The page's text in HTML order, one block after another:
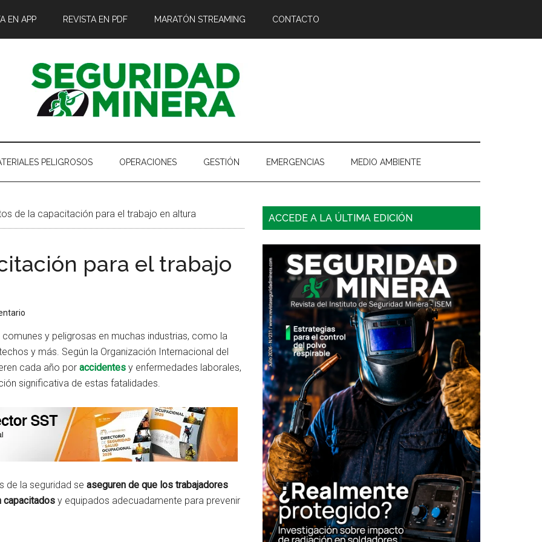
EN APP REVISTA EN PDF MARATÓN STREAMING CONTACTO
PELIGROSOS OPERACIONES GESTIÓN EMERGENCIAS MEDIO AMBIENTE
de la capacitación para el trabajo en altura
para el trabajo
y peligrosas en muchas industrias, como la
y más. Según la Organización Internacional del
cada año por accidentes y enfermedades laborales,
significativa de estas fatalidades.
de la seguridad se aseguren de que los trabajadores
capacitados y equipados adecuadamente para prevenir
Barra
principal
ACCEDE A LA ÚLTIMA EDICIÓN